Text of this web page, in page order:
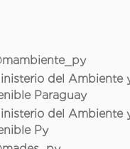
del Ambiente
Paraguay
del Ambiente
Py